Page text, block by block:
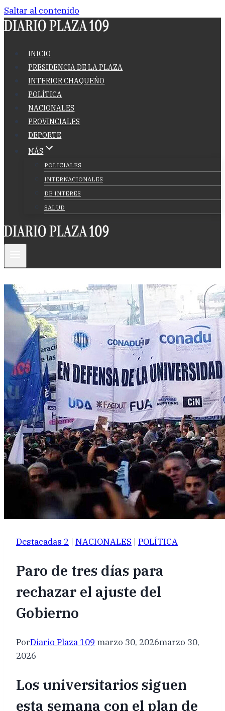
Saltar al contenido
INICIO
PRESIDENCIA DE LA PLAZA
INTERIOR CHAQUEÑO
POLÍTICA
NACIONALES
PROVINCIALES
DEPORTE
MÁS
POLICIALES
INTERNACIONALES
DE INTERES
SALUD
Destacadas 2 | NACIONALES | POLÍTICA
Paro de tres días para
rechazar el ajuste del
Gobierno
PorDiario Plaza 109 marzo 30, 2026marzo 30,
2026
Los universitarios siguen
esta semana con el plan de